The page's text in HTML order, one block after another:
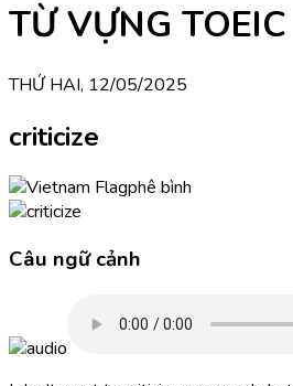
TỪ VỰNG
THỨ HAI, 12/05/2025
criticize
phê bình
Câu ngữ cảnh